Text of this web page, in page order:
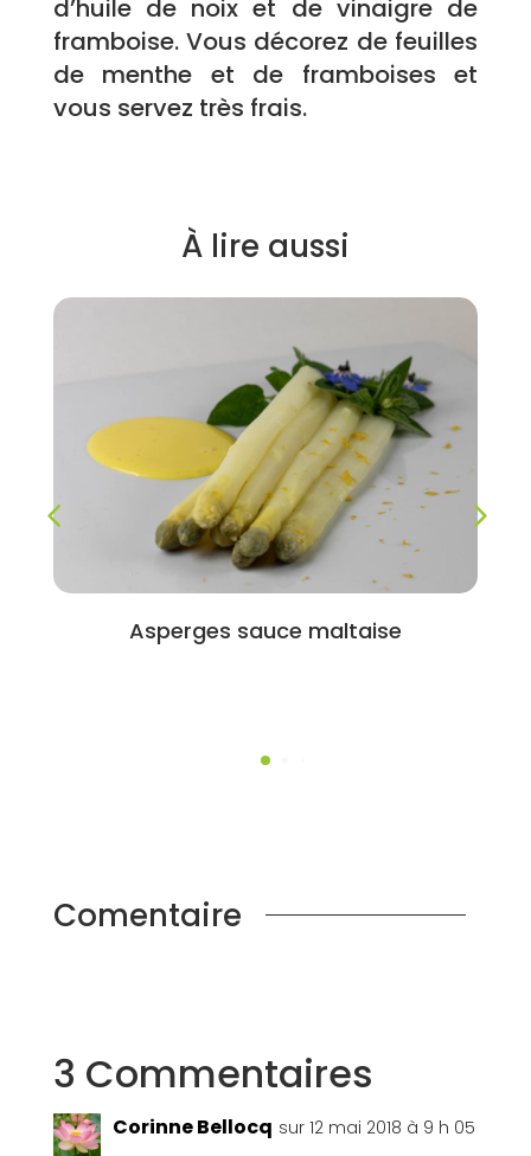
d’huile de noix et de vinaigre de
framboise. Vous décorez de feuilles
de menthe et de framboises et
vous servez très frais.
À lire aussi
Asperges sauce maltaise
Comentaire
3 Commentaires
Corinne Bellocq sur 12 mai 2018 à 9 h 05